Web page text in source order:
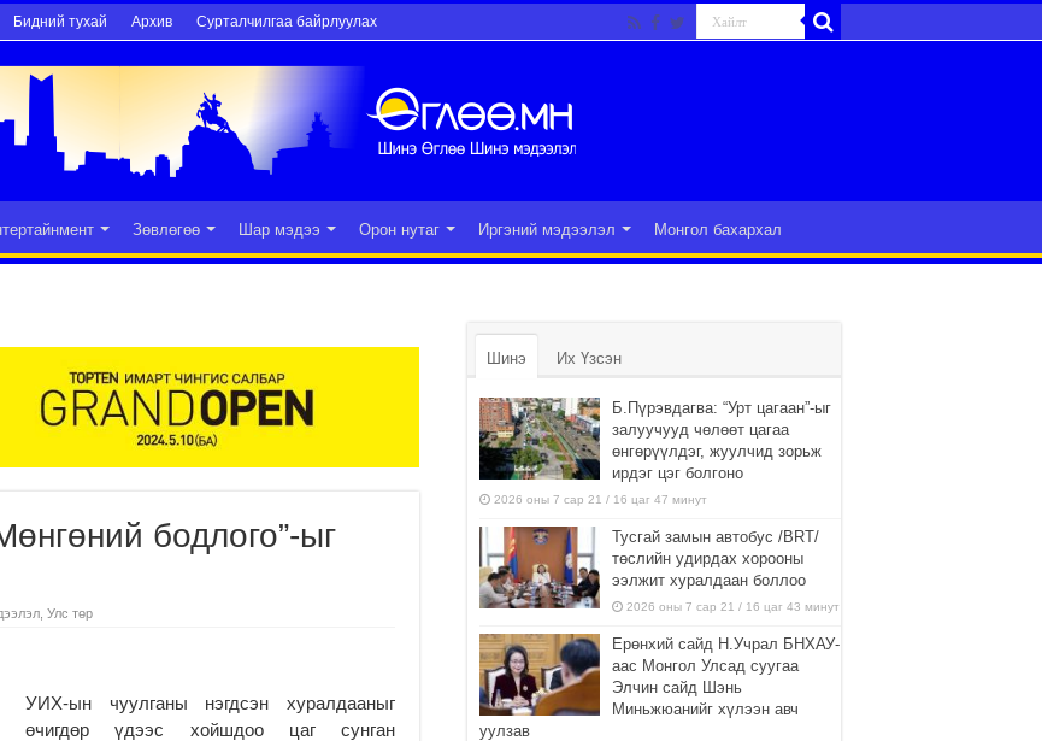
Бидний тухай Архив Сурталчилгаа байрлуулах
Зөвлөгөө Шар мэдээ Орон нутаг Иргэний мэдээлэл Монгол бахархал
бодлого”-ыг
Улс төр
УИХ-ын чуулганы нэгдсэн хуралдааныг
өчигдөр үдээс хойшдоо цаг сунган
Шинэ Их Үзсэн
Б.Пүрэвдагва: “Урт цагаан”-ыг
залуучууд чөлөөт цагаа
өнгөрүүлдэг, жуулчид зорьж
ирдэг цэг болгоно
2026 оны 7 сар 21 / 16 цаг 47 минут
Тусгай замын автобус /BRT/
төслийн удирдах хорооны
ээлжит хуралдаан боллоо
2026 оны 7 сар 21 / 16 цаг 43 минут
Ерөнхий сайд Н.Учрал БНХАУ-
аас Монгол Улсад суугаа
Элчин сайд Шэнь
Миньжюанийг хүлээн авч
уулзав